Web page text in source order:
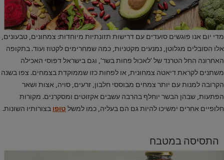
מדי יום אנו פוגשים סועדים עם דרישות תזונתיות מיוחדות: צמחונים, טבעונים,
אלו הסובלים מגלוטן, נמנעים מקטניות, כמה שמחרימים לקטוז ועוד. בתקופה
האחרונה החל הטרנד של 'לאכול פחות בשר', וגם בישראל דפוסי האכילה
משתנים לקראת דיאטה צמחונית, או לפחות כזו שממוקדת בצמחים. צפו בשנה
הקרובה למנות עם יותר צמחים מבוססי חלבון, זרעים, סויה, אצות ושאר
הפתעות, שבהן הבשר יוחלף בהרבה עשבים אקזוטים ומסקרנים. מקורות
חלופיים אחרים ימשיכו להיות גם הם בעליה, כמו למשל טופו בצורותיו השונות.
התסיסה במטבח